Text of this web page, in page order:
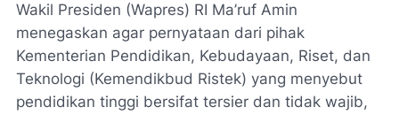
Wakil Presiden (Wapres) RI Ma’ruf Amin
menegaskan agar pernyataan dari pihak
Kementerian Pendidikan, Kebudayaan, Riset, dan
Teknologi (Kemendikbud Ristek) yang menyebut
pendidikan tinggi bersifat tersier dan tidak wajib,